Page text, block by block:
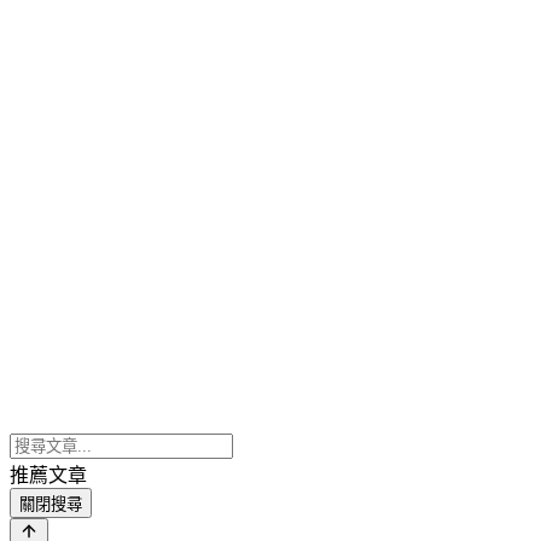
推薦文章
關閉搜尋